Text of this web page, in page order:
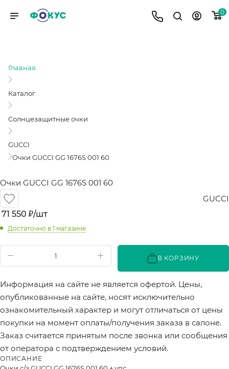
0
Главная
Каталог
Солнцезащитные очки
GUCCI
Очки GUCCI GG 1676S 001 60
Очки GUCCI GG 1676S 001 60
GUCCI
71 550 ₽/шт
Достаточно в 1 магазине
В КОРЗИНУ
Информация на сайте не является офертой. Цены,
опубликованные на сайте, носят исключительно
ознакомительный характер и могут отличаться от цены
покупки на момент оплаты/получения заказа в салоне.
Заказ считается принятым после звонка или сообщения
от оператора с подтверждением условий.
ОПИСАНИЕ